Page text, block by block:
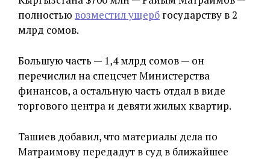
полностью возместил ущерб государству в 2
млрд сомов.
Большую часть — 1,4 млрд сомов — он
перечислил на спецсчет Министерства
финансов, а остальную часть отдал в виде
торгового центра и девяти жилых квартир.
Ташиев добавил, что материалы дела по
Матраимову передадут в суд в ближайшее